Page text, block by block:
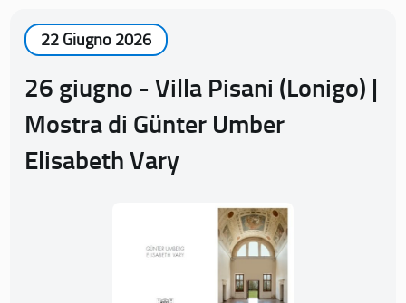
22 Giugno 2026
26 giugno - Villa Pisani (Lonigo) |
Mostra di Günter Umber
Elisabeth Vary